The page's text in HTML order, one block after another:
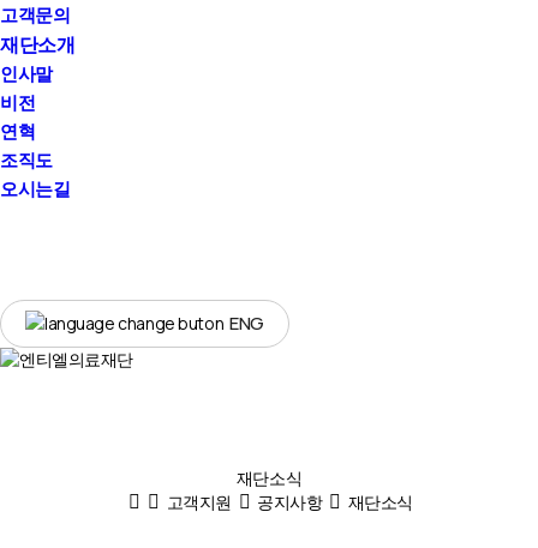
고객문의
재단소개
인사말
비전
연혁
조직도
오시는길
ENG
재단소식
고객지원
공지사항 재단소식